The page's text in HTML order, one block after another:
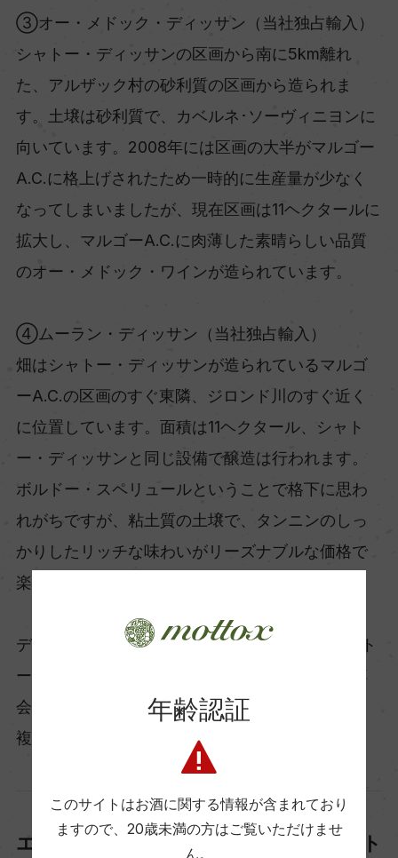
③オー・メドック・ディッサン（当社独占輸入）
シャトー・ディッサンの区画から南に5km離れ
た、アルザック村の砂利質の区画から造られま
す。土壌は砂利質で、カベルネ･ソーヴィニヨンに
向いています。2008年には区画の大半がマルゴー
A.C.に格上げされたため一時的に生産量が少なく
なってしまいましたが、現在区画は11ヘクタールに
拡大し、マルゴーA.C.に肉薄した素晴らしい品質
のオー・メドック・ワインが造られています。
④ムーラン・ディッサン（当社独占輸入）
畑はシャトー・ディッサンが造られているマルゴ
ーA.C.の区画のすぐ東隣、ジロンド川のすぐ近く
に位置しています。面積は11ヘクタール、シャト
ー・ディッサンと同じ設備で醸造は行われます。
ボルドー・スペリュールということで格下に思わ
れがちですが、粘土質の土壌で、タンニンのしっ
かりしたリッチな味わいがリーズナブルな価格で
楽しめます。
ディッサンでは7社の樽を使用しています。シャト
ー・ディッサンとブラゾン・ディッサンは違う樽
会社の、焼きの違う樽をブレンドして熟成させ、
複雑味が出るようにしています。
エリック・ボワスノ氏がコンサルタント
年齢認証
このサイトはお酒に関する情報が含まれており
ますので、 20歳未満の方はご覧いただけませ
ん。